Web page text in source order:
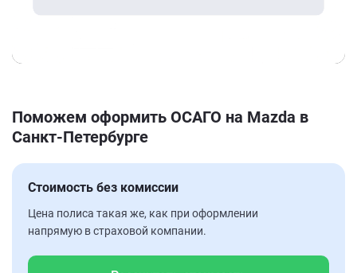
Поможем оформить ОСАГО на Mazda в
Санкт-Петербурге
Стоимость без комиссии
Цена полиса такая же, как при оформлении
напрямую в страховой компании.